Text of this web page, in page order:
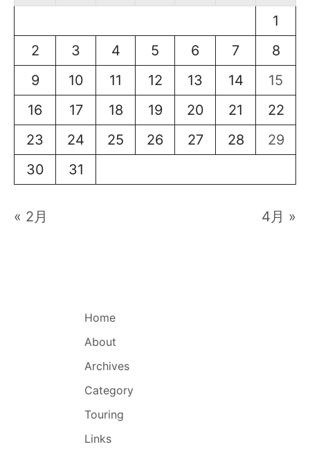
1
2
3 4 5 6 7
8
9
10 11 12 13 14
15
16
17 18 19 20 21
22
23
24 25 26 27 28
29
30
31
« 2月 4月 »
Home
About
Archives
Category
Touring
Links